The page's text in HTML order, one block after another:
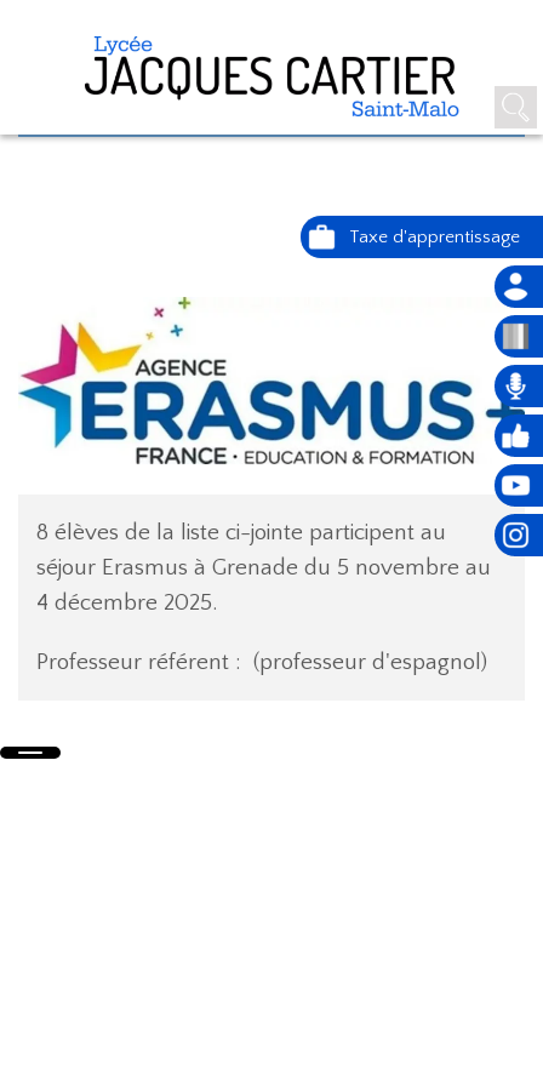
ERASMUS+ À GRENADE
(ESPAGNE)
8 élèves de la liste ci-jointe participent au
séjour Erasmus à Grenade du 5 novembre au
4 décembre 2025.
Professeur référent : (professeur d'espagnol)